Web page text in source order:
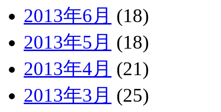
2013年6月 (18)
2013年5月 (18)
2013年4月 (21)
2013年3月 (25)